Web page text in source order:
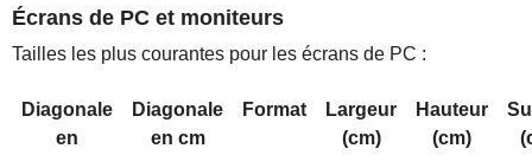
Écrans de PC et moniteurs
Tailles les plus courantes pour les écrans de PC :
Diagonale
en
Diagonale
en cm
Format
Largeur
(cm)
Hauteur
(cm)